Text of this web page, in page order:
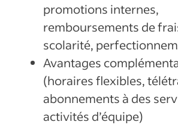
promotions internes,
remboursements de
scolarité,
Avantages
(horaires flexibles,
abonnements à des
activités d’équipe)